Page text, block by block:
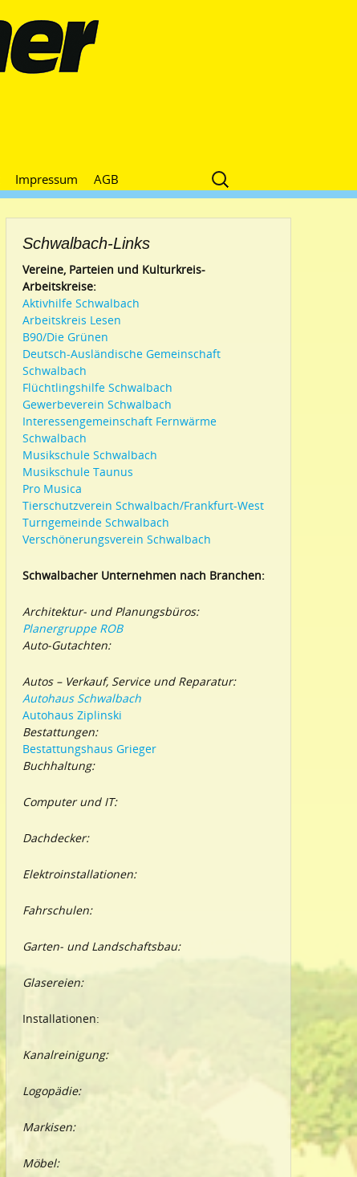
Impressum AGB
Suche
nach:
Schwalbach-Links
Vereine, Parteien und Kulturkreis-
Arbeitskreise:
Aktivhilfe Schwalbach
Arbeitskreis Lesen
B90/Die Grünen
Deutsch-Ausländische Gemeinschaft
Schwalbach
Flüchtlingshilfe Schwalbach
Gewerbeverein Schwalbach
Interessengemeinschaft Fernwärme
Schwalbach
Musikschule Schwalbach
Musikschule Taunus
Pro Musica
Tierschutzverein Schwalbach/Frankfurt-West
Turngemeinde Schwalbach
Verschönerungsverein Schwalbach
Schwalbacher Unternehmen nach Branchen:
Architektur- und Planungsbüros:
Planergruppe ROB
Auto-Gutachten:
Autos – Verkauf, Service und Reparatur:
Autohaus Schwalbach
Autohaus Ziplinski
Bestattungen:
Bestattungshaus Grieger
Buchhaltung:
Computer und IT:
Dachdecker:
Elektroinstallationen:
Fahrschulen:
Garten- und Landschaftsbau:
Glasereien:
Installationen:
Kanalreinigung:
Logopädie:
Markisen:
Möbel: